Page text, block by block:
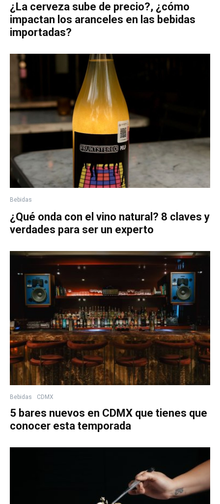
¿La cerveza sube de precio?, ¿cómo
impactan los aranceles en las bebidas
importadas?
Bebidas
¿Qué onda con el vino natural? 8 claves y
verdades para ser un experto
Bebidas CDMX
5 bares nuevos en CDMX que tienes que
conocer esta temporada